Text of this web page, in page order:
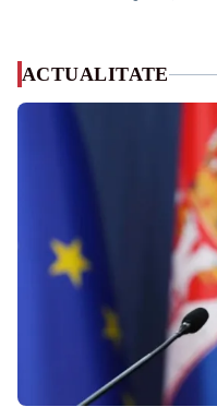
ACTUALITATE